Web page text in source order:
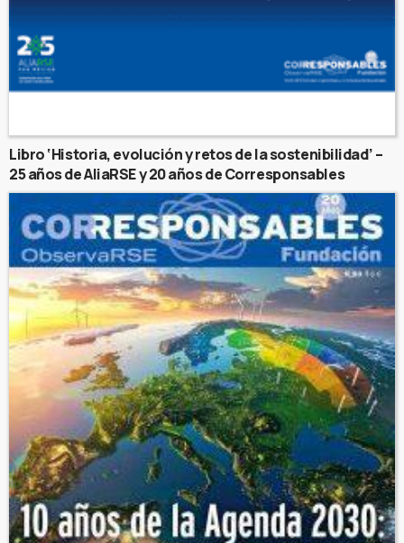
Libro ‘Historia, evolución y retos de la sostenibilidad’ –
25 años de AliaRSE y 20 años de Corresponsables